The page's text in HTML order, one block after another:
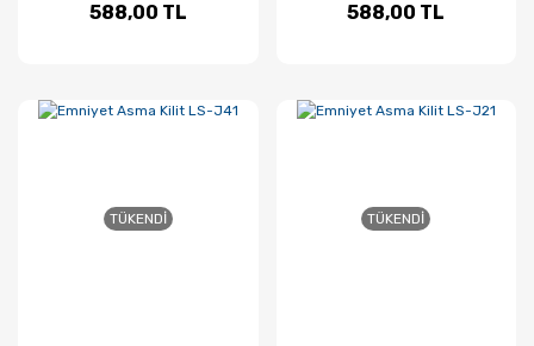
588,00 TL 588,00 TL
TÜKENDI TÜKENDI